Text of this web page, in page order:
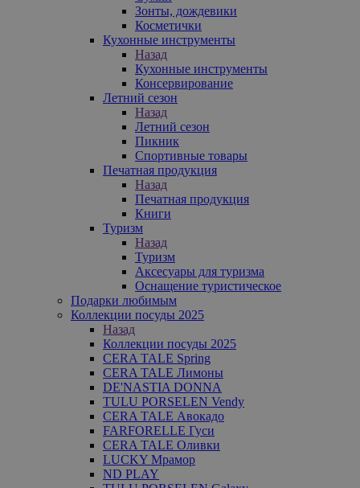
Зонты, дождевики
Косметички
Кухонные инструменты
Назад
Кухонные инструменты
Консервирование
Летний сезон
Назад
Летний сезон
Пикник
Спортивные товары
Печатная продукция
Назад
Печатная продукция
Книги
Туризм
Назад
Туризм
Аксесуары для туризма
Оснащение туристическое
Подарки любимым
Коллекции посуды 2025
Назад
Коллекции посуды 2025
CERA TALE Spring
CERA TALE Лимоны
DE'NASTIA DONNA
TULU PORSELEN Vendy
CERA TALE Авокадо
FARFORELLE Гуси
CERA TALE Оливки
LUCKY Мрамор
ND PLAY